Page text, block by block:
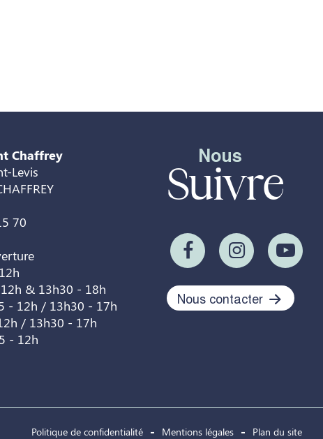
Chaffrey
Levis
70
& 13h30 - 18h
- 12h / 13h30 - 17h
/ 13h30 - 17h
- 12h
Nous
Suivre
Nous contacter
Politique de confidentialité Mentions légales Plan du site